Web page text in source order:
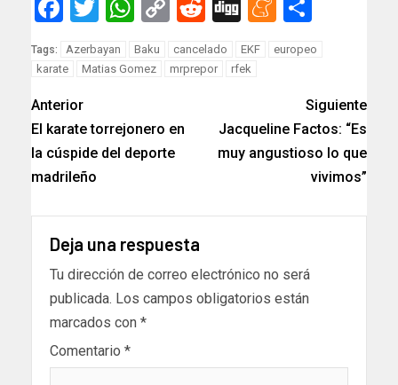
Facebook
TwitterWhatsApp
Copy
Link
RedditDigg
Tags: Azerbayan Baku cancelado EKF
europeo
karate
Matias Gomez mrprepor rfek
Anterior
El karate torrejonero en
la cúspide del deporte
madrileño
Siguiente
Jacqueline Factos: “Es
muy angustioso lo que
vivimos”
Deja una respuesta
Tu dirección de correo electrónico no será
publicada. Los campos obligatorios están
marcados con *
Comentario *